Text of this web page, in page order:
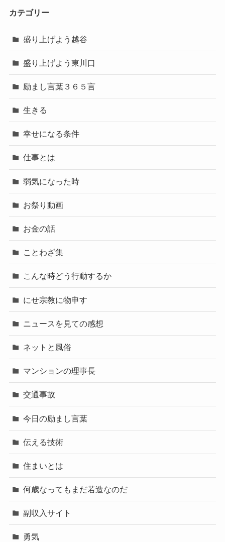
カテゴリー
盛り上げよう越谷
盛り上げよう東川口
励まし言葉３６５言
生きる
幸せになる条件
仕事とは
弱気になった時
お祭り動画
お金の話
ことわざ集
こんな時どう行動するか
にせ宗教に物申す
ニュースを見ての感想
ネットと風俗
マンションの理事長
交通事故
今日の励まし言葉
伝える技術
住まいとは
何歳なってもまだ若造なのだ
副収入サイト
勇気